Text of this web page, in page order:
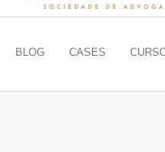
BLOG CASES